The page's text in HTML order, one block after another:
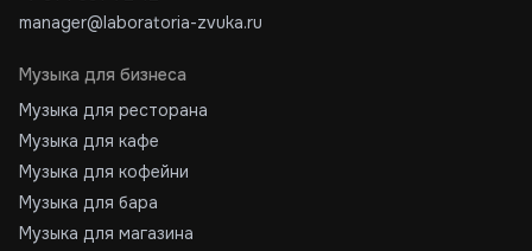
manager@laboratoria-zvuka.ru
Музыка для бизнеса
Музыка для ресторана
Музыка для кафе
Музыка для кофейни
Музыка для бара
Музыка для магазина